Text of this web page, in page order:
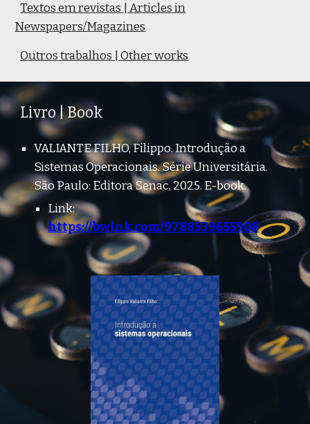
Textos em revistas | Articles in
Newspapers/Magazines
Outros trabalhos | Other works
Livro | Book
VALIANTE FILHO, Filippo. Introdução a
Sistemas Operacionais. Série Universitária.
São Paulo: Editora Senac, 2025. E-book.
Link:
https://bwlnk.com/9788539655908